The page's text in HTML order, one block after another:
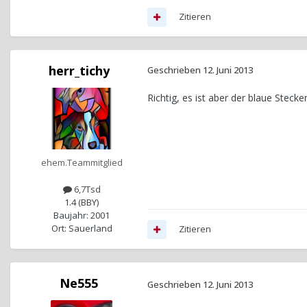
Zitieren
herr_tichy
ehem.Teammitglied
6,7Tsd
1.4 (BBY)
Baujahr: 2001
Ort: Sauerland
Geschrieben 12. Juni 2013
Richtig, es ist aber der blaue
Zitieren
Ne555 Geschrieben 12. Juni 2013